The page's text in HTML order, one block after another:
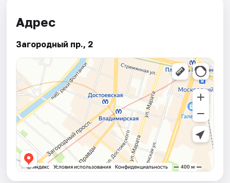
Адрес
Загородный пр., 2